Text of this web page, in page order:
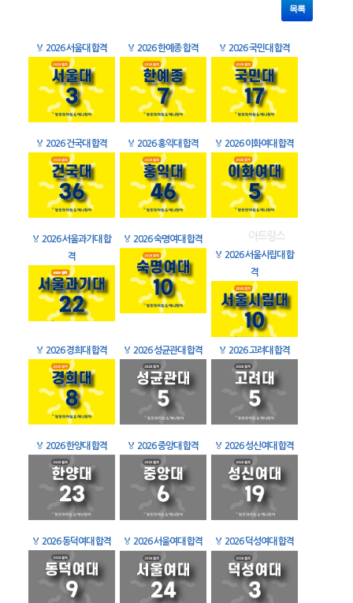
목록
🏅 2026 서울대 합격 🏅 2026 한예종 합격 🏅 2026 국민대 합격
🏅 2026 건국대 합격 🏅 2026 홍익대 합격 🏅 2026 이화여대 합격
🏅 2026 서울과기대 합
격
🏅 2026 숙명여대 합격
🏅 2026 서울시립대 합
격
🏅 2026 경희대 합격 🏅 2026 성균관대 합격 🏅 2026 고려대 합격
🏅 2026 한양대 합격 🏅 2026 중앙대 합격 🏅 2026 성신여대 합격
🏅 2026 동덕여대 합격 🏅 2026 서울여대 합격 🏅 2026 덕성여대 합격